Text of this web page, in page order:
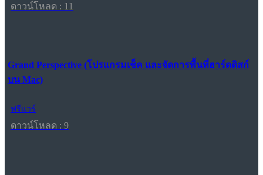
ดาวน์โหลด : 11
Grand Perspective (โปรแกรมเช็ค และจัดการพื้นที่ฮาร์ดดิสก์
บน Mac)
ฟรีแวร์
ดาวน์โหลด : 9